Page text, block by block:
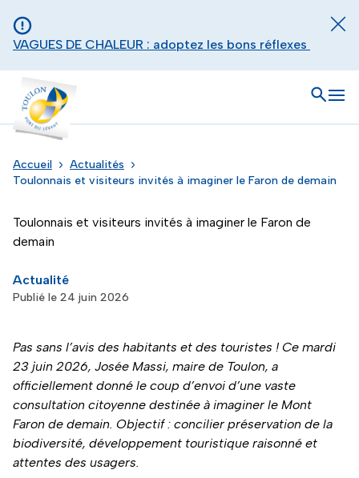
VAGUES DE CHALEUR : adoptez les bons réflexes
Toulon - Port du levant, retour à l'accueil
Ouvrir
Accueil
Actualités
Toulonnais et visiteurs invités à imaginer le Faron de demain
Toulonnais et visiteurs invités à imaginer le Faron de
demain
Actualité
Publié le 24 juin 2026
Pas sans l’avis des habitants et des touristes ! Ce mardi
23 juin 2026, Josée Massi, maire de Toulon, a
officiellement donné le coup d’envoi d’une vaste
consultation citoyenne destinée à imaginer le Mont
Faron de demain. Objectif : concilier préservation de la
biodiversité, développement touristique raisonné et
attentes des usagers.